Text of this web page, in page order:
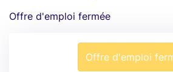
Offre d'emploi fermée
Offre d'emploi